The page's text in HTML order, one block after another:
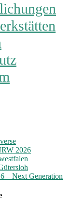
2026
– Next Generation